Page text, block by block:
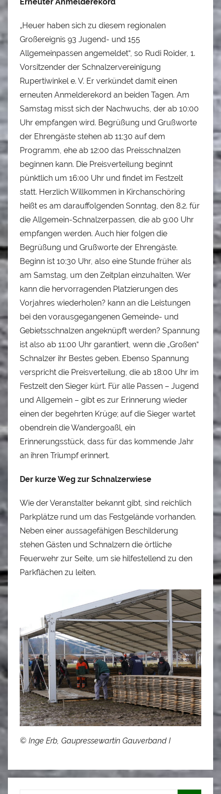
„Heuer haben sich zu diesem regionalen
Großereignis 93 Jugend- und 155
Allgemeinpassen angemeldet“, so Rudi Roider, 1.
Vorsitzender der Schnalzervereinigung
Rupertiwinkel e. V. Er verkündet damit einen
erneuten Anmelderekord an beiden Tagen. Am
Samstag misst sich der Nachwuchs, der ab 10:00
Uhr empfangen wird. Begrüßung und Grußworte
der Ehrengäste stehen ab 11:30 auf dem
Programm, ehe ab 12:00 das Preisschnalzen
beginnen kann. Die Preisverteilung beginnt
pünktlich um 16:00 Uhr und findet im Festzelt
statt. Herzlich Willkommen in Kirchanschöring
heißt es am darauffolgenden Sonntag, den 8.2. für
die Allgemein-Schnalzerpassen, die ab 9:00 Uhr
empfangen werden. Auch hier folgen die
Begrüßung und Grußworte der Ehrengäste.
Beginn ist 10:30 Uhr, also eine Stunde früher als
am Samstag, um den Zeitplan einzuhalten. Wer
kann die hervorragenden Platzierungen des
Vorjahres wiederholen? kann an die Leistungen
bei den vorausgegangenen Gemeinde- und
Gebietsschnalzen angeknüpft werden? Spannung
ist also ab 11:00 Uhr garantiert, wenn die „Großen“
Schnalzer ihr Bestes geben. Ebenso Spannung
verspricht die Preisverteilung, die ab 18:00 Uhr im
Festzelt den Sieger kürt. Für alle Passen – Jugend
und Allgemein – gibt es zur Erinnerung wieder
einen der begehrten Krüge; auf die Sieger wartet
obendrein die Wandergoaßl, ein
Erinnerungsstück, dass für das kommende Jahr
an ihren Triumpf erinnert.
Der kurze Weg zur Schnalzerwiese
Wie der Veranstalter bekannt gibt, sind reichlich
Parkplätze rund um das Festgelände vorhanden.
Neben einer aussagefähigen Beschilderung
stehen Gästen und Schnalzern die örtliche
Feuerwehr zur Seite, um sie hilfestellend zu den
Parkflächen zu leiten.
© Inge Erb, Gaupressewartin Gauverband I